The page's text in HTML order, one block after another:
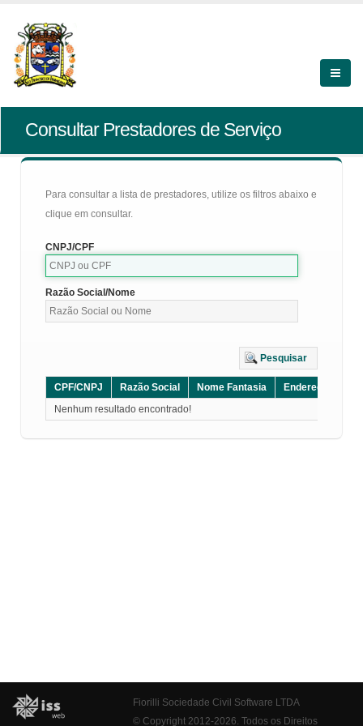
Consultar Prestadores de Serviço
Para consultar a lista de prestadores, utilize os filtros abaixo e
clique em consultar.
CNPJ/CPF
Razão Social/Nome
Pesquisar
CPF/CNPJ Razão Social Nome Fantasia Endereço
Nenhum resultado encontrado!
Fiorilli Sociedade Civil Software LTDA
© Copyright 2012-2026. Todos os Direitos